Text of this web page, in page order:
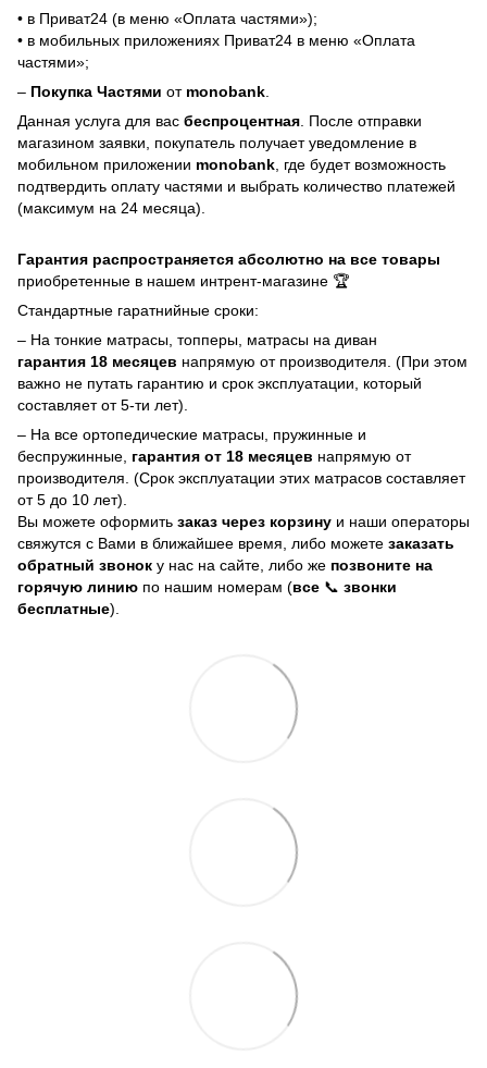
• в Приват24 (в меню «Оплата частями»);
• в мобильных приложениях Приват24 в меню «Оплата
частями»;
– Покупка Частями от monobank
Данная услуга для вас беспроцентная . После отправки
магазином заявки, покупатель получает уведомление в
мобильном приложении monobank , где будет возможность
подтвердить оплату частями и выбрать количество платежей
(максимум на 24 месяца).
Гарантия распространяется абсолютно на все товары
приобретенные в нашем интрент-магазине 🏆
Стандартные гаратнийные сроки:
– На тонкие матрасы, топперы, матрасы на диван
гарантия 18 месяцев напрямую от производителя. (При этом
важно не путать гарантию и срок эксплуатации, который
составляет от 5-ти лет).
– На все ортопедические матрасы, пружинные и
беспружинные, гарантия от 18 месяцев напрямую от
производителя. (Срок эксплуатации этих матрасов составляет
от 5 до 10 лет).
Вы можете оформить заказ через корзину и наши операторы
свяжутся с Вами в ближайшее время, либо можете заказать
обратный звонок у нас на сайте, либо же позвоните на
горячую линию по нашим номерам (все 📞 звонки
бесплатные).